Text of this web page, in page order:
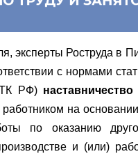
эксперты Роструда в
с нормами
ТК РФ)
на
по оказанию
и (или)